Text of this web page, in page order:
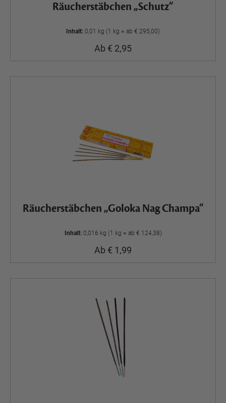
Räucherstäbchen „Schutz“
Inhalt: 0,01 kg (1 kg = ab € 295,00)
Ab € 2,95
Räucherstäbchen „Goloka Nag Champa“
Inhalt: 0,016 kg (1 kg = ab € 124,38)
Ab € 1,99